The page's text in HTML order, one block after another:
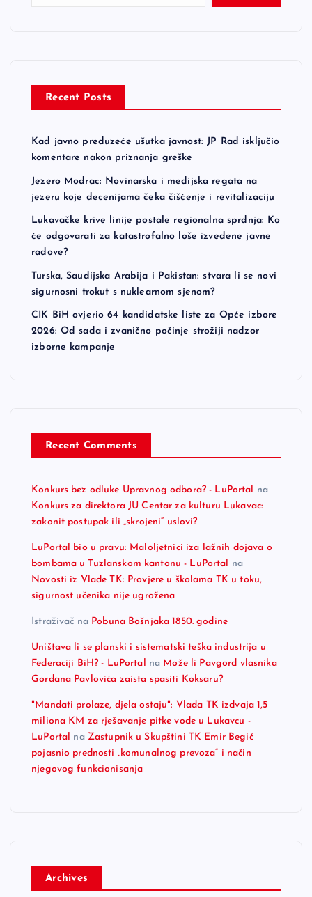
Recent Posts
Kad javno preduzeće ušutka javnost: JP Rad isključio
komentare nakon priznanja greške
Jezero Modrac: Novinarska i medijska regata na
jezeru koje decenijama čeka čišćenje i revitalizaciju
Lukavačke krive linije postale regionalna sprdnja: Ko
će odgovarati za katastrofalno loše izvedene javne
radove?
Turska, Saudijska Arabija i Pakistan: stvara li se novi
sigurnosni trokut s nuklearnom sjenom?
CIK BiH ovjerio 64 kandidatske liste za Opće izbore
2026: Od sada i zvanično počinje strožiji nadzor
izborne kampanje
Recent Comments
Konkurs bez odluke Upravnog odbora? - LuPortal na
Konkurs za direktora JU Centar za kulturu Lukavac:
zakonit postupak ili „skrojeni“ uslovi?
LuPortal bio u pravu: Maloljetnici iza lažnih dojava o
bombama u Tuzlanskom kantonu - LuPortal na
Novosti iz Vlade TK: Provjere u školama TK u toku,
sigurnost učenika nije ugrožena
Istraživač na Pobuna Bošnjaka 1850. godine
Uništava li se planski i sistematski teška industrija u
Federaciji BiH? - LuPortal na Može li Pavgord vlasnika
Gordana Pavlovića zaista spasiti Koksaru?
"Mandati prolaze, djela ostaju": Vlada TK izdvaja 1,5
miliona KM za rješavanje pitke vode u Lukavcu -
LuPortal na Zastupnik u Skupštini TK Emir Begić
pojasnio prednosti „komunalnog prevoza“ i način
njegovog funkcionisanja
Archives